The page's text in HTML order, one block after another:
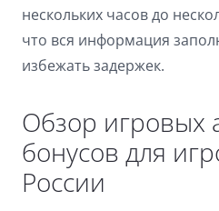
нескольких часов до
что вся информация
избежать задержек.
Обзор игровых
бонусов для
России